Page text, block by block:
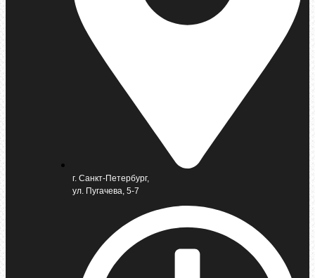
г. Санкт-Петербург,
ул. Пугачева, 5-7